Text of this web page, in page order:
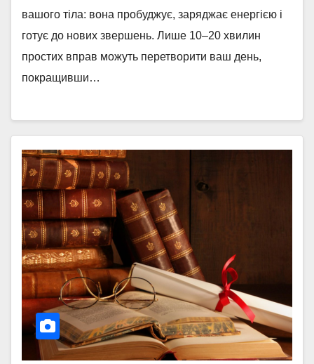
вашого тіла: вона пробуджує, заряджає енергією і
готує до нових звершень. Лише 10–20 хвилин
простих вправ можуть перетворити ваш день,
покращивши…